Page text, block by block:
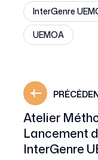
InterGenre
UEMOA
Atelier
Lancement
InterGenre